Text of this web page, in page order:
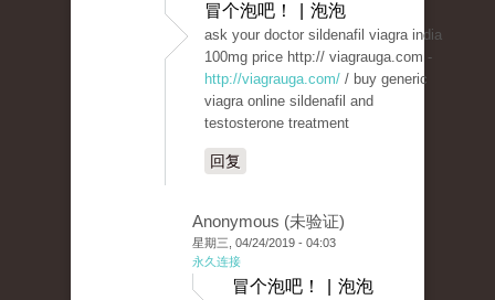
冒个泡吧！ | 泡泡
ask your doctor sildenafil viagra india
100mg price http:// viagrauga.com -
http://viagrauga.com/ / buy generic
viagra online sildenafil and
testosterone treatment
回复
Anonymous (未验证)
星期三, 04/24/2019 - 04:03
永久连接
冒个泡吧！ | 泡泡